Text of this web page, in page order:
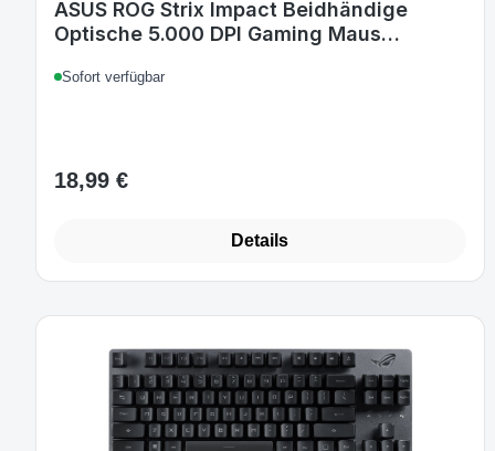
ASUS ROG Strix Impact Beidhändige
Optische 5.000 DPI Gaming Maus
Sofort verfügbar
Regulärer Preis:
18,99 €
Details